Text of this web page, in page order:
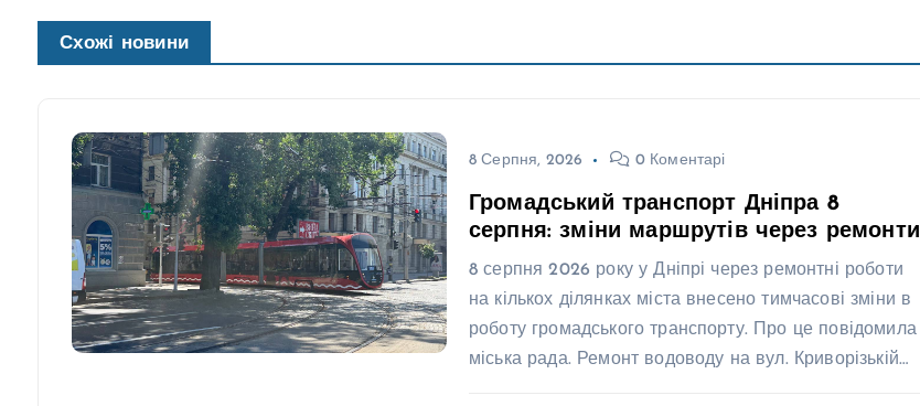
Схожі новини
8 Серпня, 2026 0 Коментарі
Громадський транспорт Дніпра 8
серпня: зміни маршрутів через ремонти
8 серпня 2026 року у Дніпрі через ремонтні роботи
на кількох ділянках міста внесено тимчасові зміни в
роботу громадського транспорту. Про це повідомила
міська рада. Ремонт водоводу на вул. Криворізькій…